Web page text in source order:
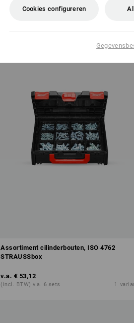
Assortiment cilinderbouten, ISO 4762
STRAUSSbox
v.a. € 53,12
(incl. BTW) v.a. 6 sets 1
Cookies configureren